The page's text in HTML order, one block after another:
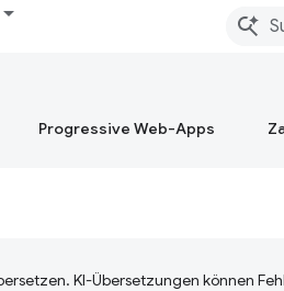
Progressive Web-Apps
KI-Übersetzungen können